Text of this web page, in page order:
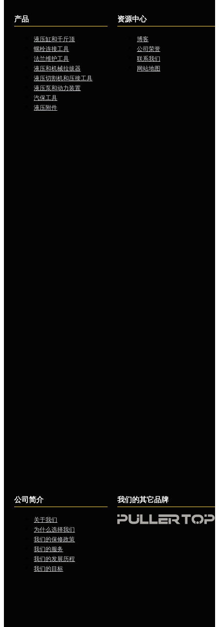
产品
液压缸和千斤顶
螺栓连接工具
法兰维护工具
液压和机械拉拔器
液压切割机和压接工具
液压泵和动力装置
汽保工具
液压附件
公司简介
关于我们
为什么选择我们
我们的保修政策
我们的服务
我们的发展历程
我们的目标
我们的其它品牌
资源中心
博客
公司荣誉
联系我们
网站地图